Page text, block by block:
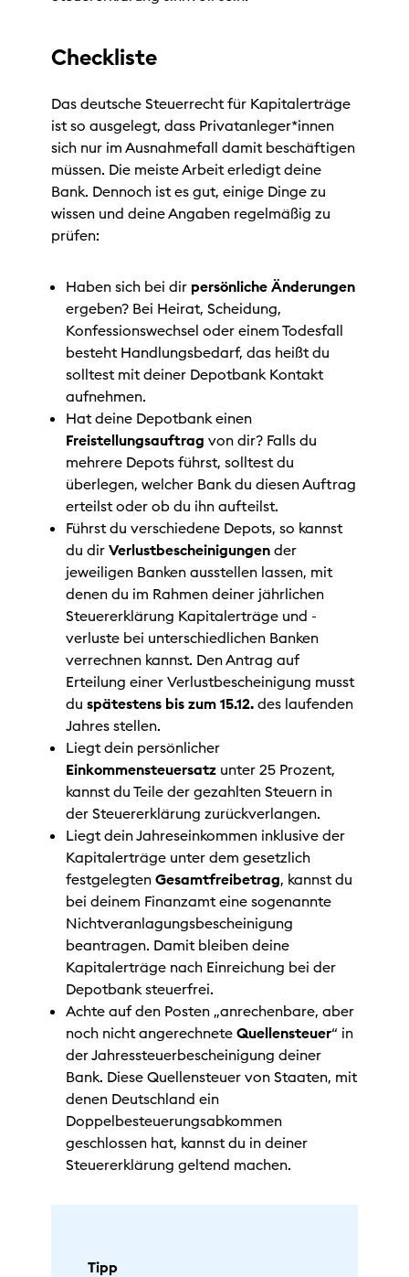
Checkliste
Das deutsche Steuerrecht für Kapitalerträge
ist so ausgelegt, dass Privatanleger*innen
sich nur im Ausnahmefall damit beschäftigen
müssen. Die meiste Arbeit erledigt deine
Bank. Dennoch ist es gut, einige Dinge zu
wissen und deine Angaben regelmäßig zu
prüfen:
Haben sich bei dir persönliche Änderungen
ergeben? Bei Heirat, Scheidung,
Konfessionswechsel oder einem Todesfall
besteht Handlungsbedarf, das heißt du
solltest mit deiner Depotbank Kontakt
aufnehmen.
Hat deine Depotbank einen
Freistellungsauftrag von dir? Falls du
mehrere Depots führst, solltest du
überlegen, welcher Bank du diesen Auftrag
erteilst oder ob du ihn aufteilst.
Führst du verschiedene Depots, so kannst
du dir Verlustbescheinigungender
jeweiligen Banken ausstellen lassen, mit
denen du im Rahmen deiner jährlichen
Steuererklärung Kapitalerträge und -
verluste bei unterschiedlichen Banken
verrechnen kannst. Den Antrag auf
Erteilung einer Verlustbescheinigung musst
du spätestens bis zum 15.12.des laufenden
Jahres stellen.
Liegt dein persönlicher
Einkommensteuersatzunter 25 Prozent,
kannst du Teile der gezahlten Steuern in
der Steuererklärung zurückverlangen.
Liegt dein Jahreseinkommen inklusive der
Kapitalerträge unter dem gesetzlich
festgelegten Gesamtfreibetrag, kannst du
bei deinem Finanzamt eine sogenannte
Nichtveranlagungsbescheinigung
beantragen. Damit bleiben deine
Kapitalerträge nach Einreichung bei der
Depotbank steuerfrei.
Achte auf den Posten „anrechenbare, aber
noch nicht angerechnete Quellensteuer“ in
der Jahressteuerbescheinigung deiner
Bank. Diese Quellensteuer von Staaten, mit
denen Deutschland ein
Doppelbesteuerungsabkommen
geschlossen hat, kannst du in deiner
Steuererklärung geltend machen.
Tipp